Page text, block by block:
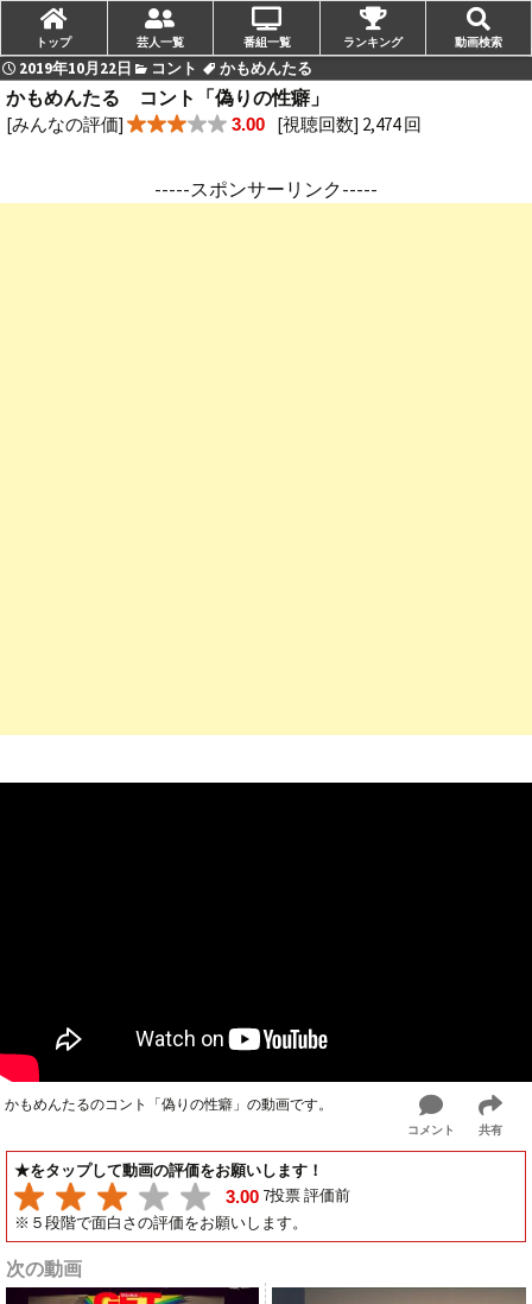
2019年10月22日 コント
かもめんたる
かもめんたる コント「偽りの性癖」
[みんなの評価] 3.00 [視聴回数] 2,474 回
-----スポンサーリンク-----
かもめんたるのコント「偽りの性癖」の動画です。
コメント 共有
★をタップして動画の評価をお願いします！
3.00 7投票 評価前
※５段階で面白さの評価をお願いします。
次の動画
トップ 芸人一覧 番組一覧 ランキング 動画検索